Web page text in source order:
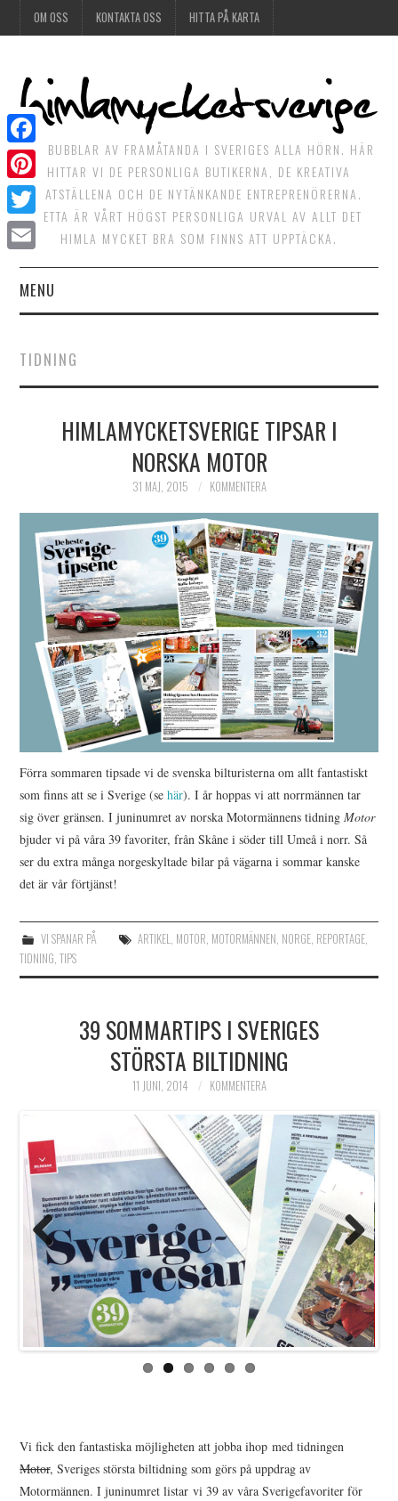
OM OSS KONTAKTA OSS HITTA PÅ KARTA
DET BUBBLAR AV FRAMÅTANDA I SVERIGES ALLA HÖRN. HÄR
HITTAR VI DE PERSONLIGA BUTIKERNA, DE KREATIVA
MATSTÄLLENA OCH DE NYTÄNKANDE ENTREPRENÖRERNA.
DETTA ÄR VÅRT HÖGST PERSONLIGA URVAL AV ALLT DET
HIMLA MYCKET BRA SOM FINNS ATT UPPTÄCKA.
MENU
HIMLAGRÖNT
HIMLAMYSIGT
VI MÖTER
VI SPANAR PÅ
TIDNING
HIMLAMYCKETSVERIGE TIPSAR I
NORSKA MOTOR
31 MAJ, 2015 KOMMENTERA
Förra sommaren tipsade vi de svenska bilturisterna om allt fantastiskt
som finns att se i Sverige (sehär). I år hoppas vi att norrmännen tar
sig över gränsen. I juninumret av norska Motormännens tidningMotor
bjuder vi på våra 39 favoriter, från Skåne i söder till Umeå i norr. Så
ser du extra många norgeskyltade bilar på vägarna i sommar kanske
det är vår förtjänst!
VI SPANAR PÅ ARTIKEL MOTOR MOTORMÄNNEN NORGE, REPORTAGE,
TIDNING ,TIPS
39 SOMMARTIPS I SVERIGES
STÖRSTA BILTIDNING
11 JUNI, 2014 KOMMENTERA
Previo
us
Next
Vi fick den fantastiska möjligheten att jobba ihop med tidningen
Motor, Sveriges största biltidning som görs på uppdrag av
Motormännen. I juninumret listar vi 39 av våra Sverigefavoriter för
Facebook
Pinterest
Twitter
Email